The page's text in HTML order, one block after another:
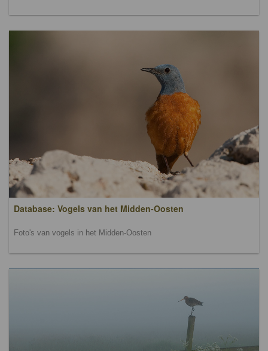
Database: Vogels van het Midden-Oosten
Foto's van vogels in het Midden-Oosten